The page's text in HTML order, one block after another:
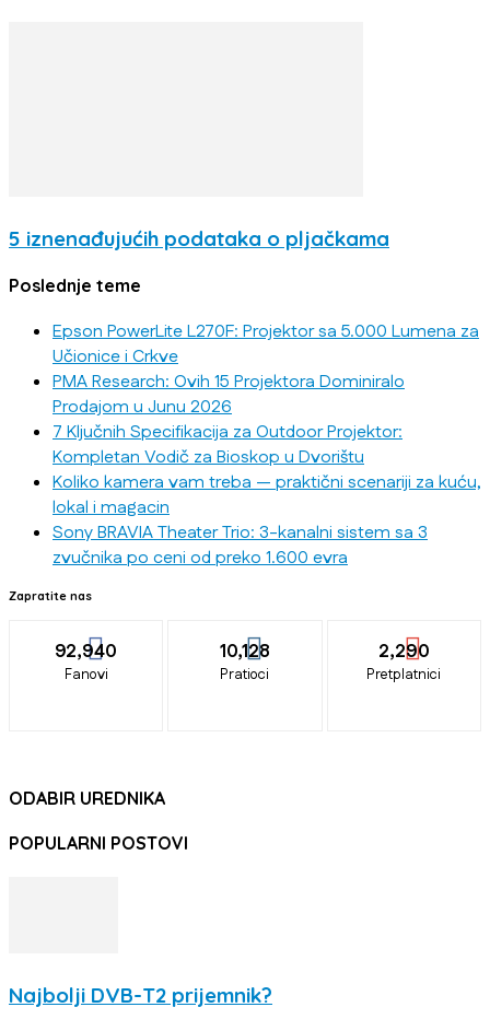
5 iznenađujućih podataka o pljačkama
Poslednje teme
Epson PowerLite L270F: Projektor sa 5.000 Lumena za
Učionice i Crkve
PMA Research: Ovih 15 Projektora Dominiralo
Prodajom u Junu 2026
7 Ključnih Specifikacija za Outdoor Projektor:
Kompletan Vodič za Bioskop u Dvorištu
Koliko kamera vam treba — praktični scenariji za kuću,
lokal i magacin
Sony BRAVIA Theater Trio: 3-kanalni sistem sa 3
zvučnika po ceni od preko 1.600 evra
Zapratite nas
92,940
Fanovi
10,128
Pratioci
2,290
Pretplatnici
ODABIR UREDNIKA
POPULARNI POSTOVI
Najbolji DVB-T2 prijemnik?